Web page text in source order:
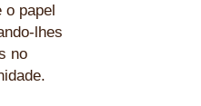
o papel
lhes
no